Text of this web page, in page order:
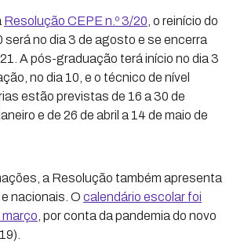
Resolução CEPE n.º 3/20 , o reinício do
será no dia 3 de agosto e se encerra
A pós-graduação terá início no dia 3
no dia 10, e o técnico de nível
estão previstas de 16 a 30 de
e de 26 de abril a 14 de maio de
a Resolução também apresenta
nacionais. O calendário escolar foi
, por conta da pandemia do novo